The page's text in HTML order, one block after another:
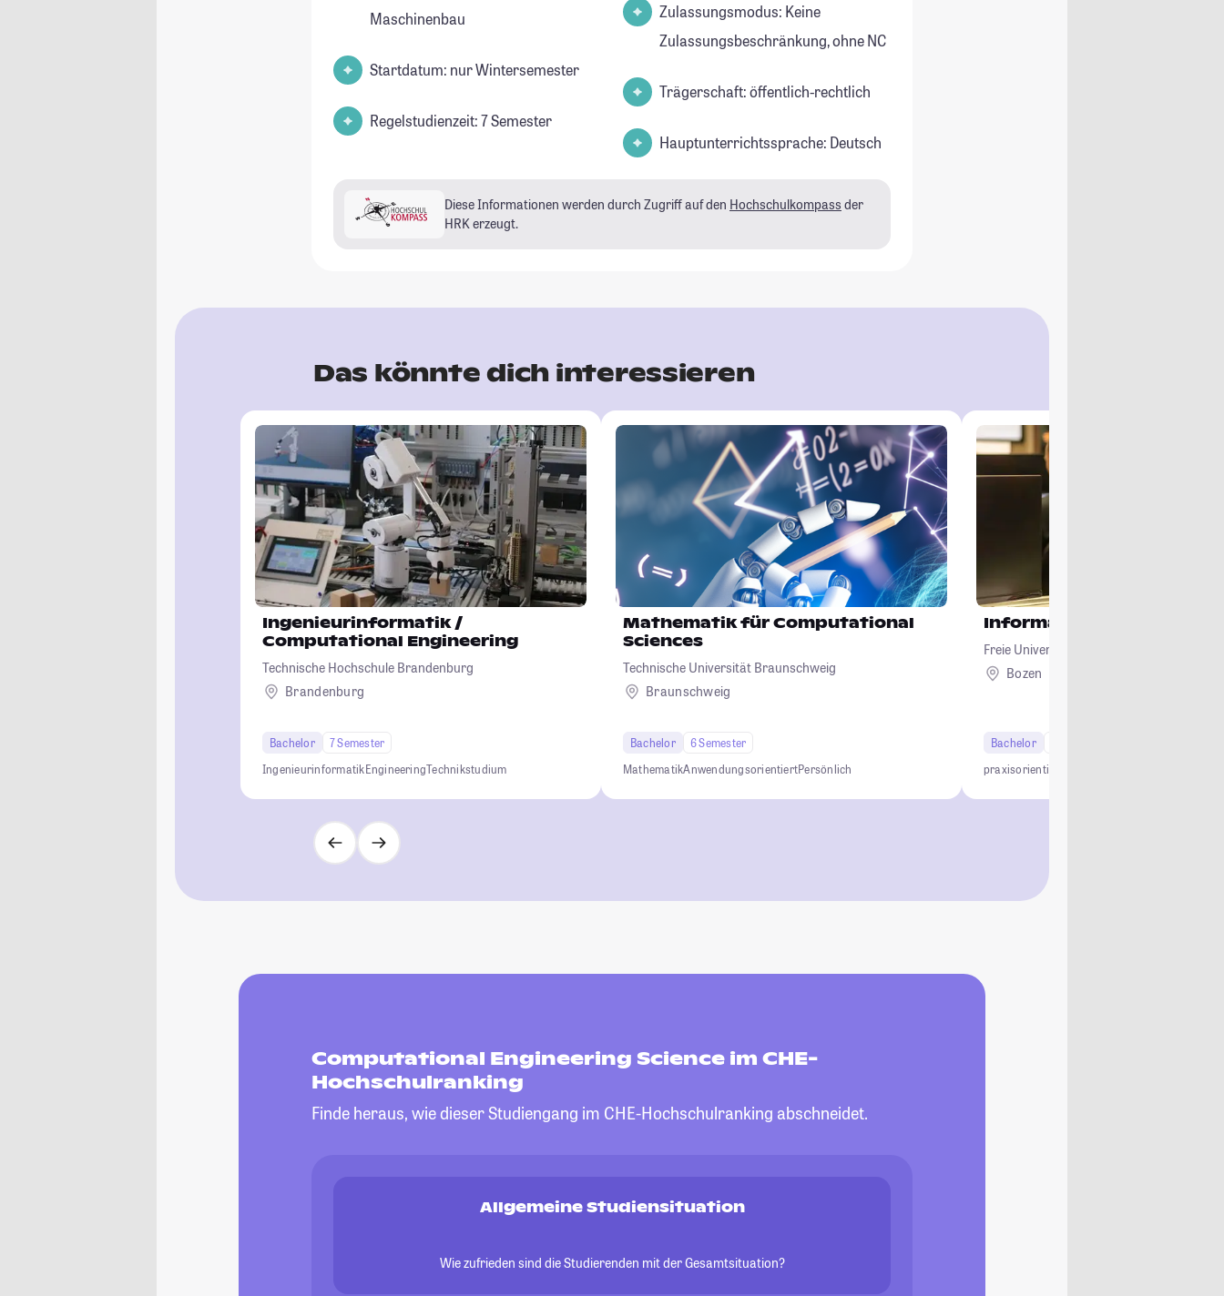
Maschinenbau
Startdatum: nur Wintersemester
Regelstudienzeit: 7 Semester
Zulassungsmodus: Keine
Zulassungsbeschränkung, ohne NC
Trägerschaft: öffentlich-rechtlich
Hauptunterrichtssprache: Deutsch
Diese Informationen werden durch Zugriff auf den Hochschulkompass der
HRK erzeugt.
Das könnte dich interessieren
Ingenieurinformatik /
Computational Engineering
Technische Hochschule Brandenburg
Brandenburg
Bachelor
7 Semester
IngenieurinformatikEngineeringTechnikstudium
Mathematik für Computational
Sciences
Technische Universität Braunschweig
Braunschweig
Bachelor
6 Semester
MathematikAnwendungsorientiertPersönlich
Informatik
Freie Universität Bozen
Bozen
Bachelor
praxisorientiert
Computational Engineering Science im CHE-
Hochschulranking
Finde heraus, wie dieser Studiengang im CHE-Hochschulranking abschneidet.
Allgemeine Studiensituation
Wie zufrieden sind die Studierenden mit der Gesamtsituation?